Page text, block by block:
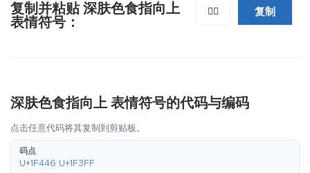
复制并粘贴 深肤色食指向上
表情符号：
👆🏿 复制
深肤色食指向上 表情符号的代码与编码
点击任意代码将其复制到剪贴板。
码点
U+1F446 U+1F3FF